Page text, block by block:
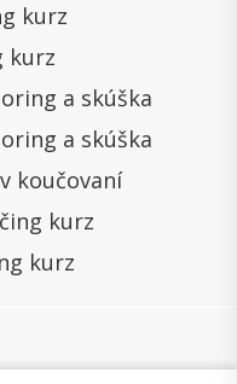
kurz
kurz
a skúška
a skúška
koučovaní
kurz
kurz